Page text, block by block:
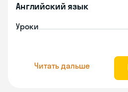
Английский язык
Уроки
Читать дальше